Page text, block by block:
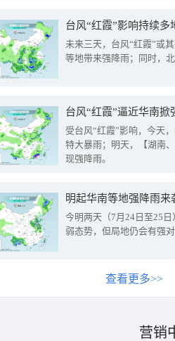
台风“红霞”影响持续
未来三天，台风“红霞”或
等地带来强降雨；同时，
台风“红霞”逼近华南
受台风“红霞”影响，今天
特大暴雨；明天，【湖南
现强降雨。
明起华南等地强降雨
今明两天（7月24日至25
弱态势，但局地仍会有强
查看更多>>
营销